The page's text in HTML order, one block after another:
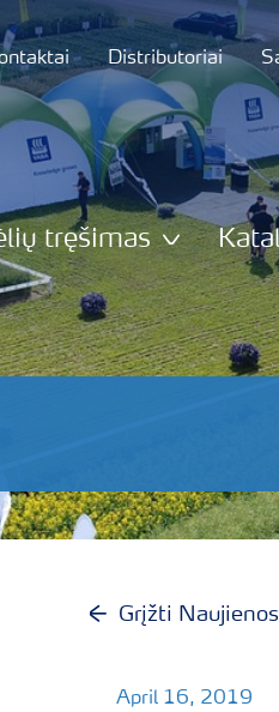
Distributoriai
tręšimas
Grįžti Naujienos
April 16, 2019